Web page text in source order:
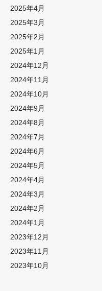
2025年4月
2025年3月
2025年2月
2025年1月
2024年12月
2024年11月
2024年10月
2024年9月
2024年8月
2024年7月
2024年6月
2024年5月
2024年4月
2024年3月
2024年2月
2024年1月
2023年12月
2023年11月
2023年10月